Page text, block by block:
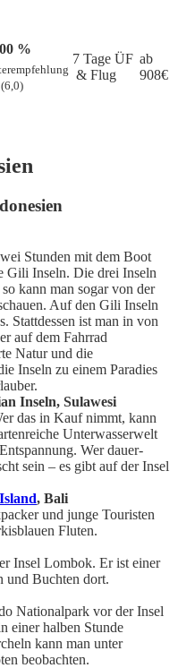
%
(6,0)
7 Tage ÜF
& Flug
ab
908€
Stunden mit dem Boot
Gili Inseln. Die drei Inseln
kann man sogar von der
Auf den Gili Inseln
Stattdessen ist man in von
auf dem Fahrrad
Natur und die
Inseln zu einem Paradies
Inseln, Sulawesi
das in Kauf nimmt, kann
Unterwasserwelt
Wer dauer-
sein – es gibt auf der Insel
Island, Bali
und junge Touristen
Fluten.
Insel Lombok. Er ist einer
und Buchten dort.
Nationalpark vor der Insel
einer halben Stunde
kann man unter
beobachten.